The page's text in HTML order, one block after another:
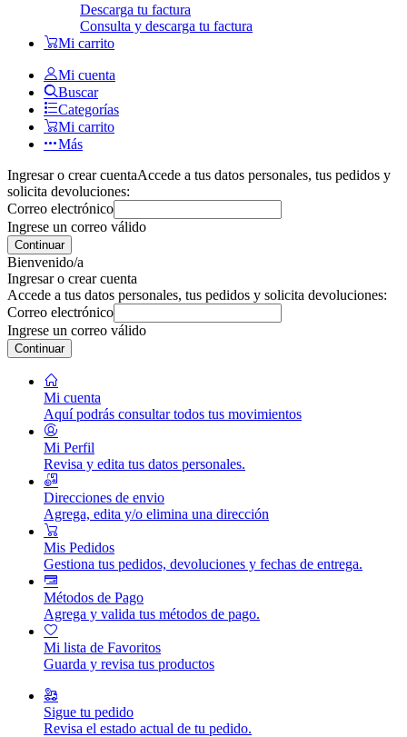
Descarga tu factura
Consulta y descarga tu factura
Mi carrito
Mi cuenta
Buscar
Categorías
Mi carrito
Más
Ingresar o crear cuentaAccede a tus datos personales, tus pedidos y
solicita devoluciones:
Correo electrónico
Ingrese un correo válido
Continuar
Bienvenido/a
Ingresar o crear cuenta
Accede a tus datos personales, tus pedidos y solicita devoluciones:
Correo electrónico
Ingrese un correo válido
Continuar
Mi cuenta
Aquí podrás consultar todos tus movimientos
Mi Perfil
Revisa y edita tus datos personales.
Direcciones de envio
Agrega, edita y/o elimina una dirección
Mis Pedidos
Gestiona tus pedidos, devoluciones y fechas de entrega.
Métodos de Pago
Agrega y valida tus métodos de pago.
Mi lista de Favoritos
Guarda y revisa tus productos
Sigue tu pedido
Revisa el estado actual de tu pedido.